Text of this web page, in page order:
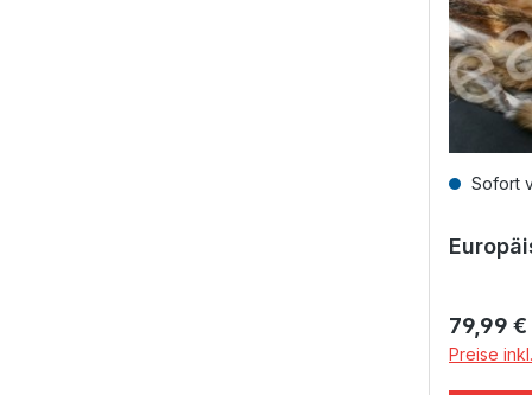
Sofort
79,99 €
Preise